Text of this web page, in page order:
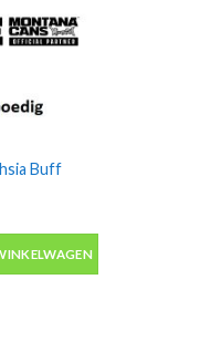
Buff
Buff Proof Ink marker